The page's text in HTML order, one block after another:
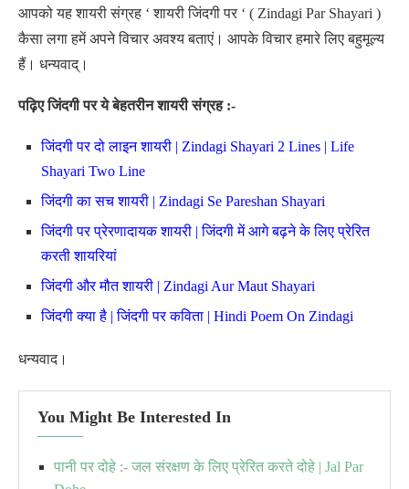
आपको यह शायरी संग्रह ‘ शायरी जिंदगी पर ‘ ( Zindagi Par Shayari )
कैसा लगा हमें अपने विचार अवश्य बताएं। आपके विचार हमारे लिए बहुमूल्य
हैं। धन्यवाद्।
पढ़िए जिंदगी पर ये बेहतरीन शायरी संग्रह :-
जिंदगी पर दो लाइन शायरी | Zindagi Shayari 2 Lines | Life
Shayari Two Line
जिंदगी का सच शायरी | Zindagi Se Pareshan Shayari
जिंदगी पर प्रेरणादायक शायरी | जिंदगी में आगे बढ़ने के लिए प्रेरित
करती शायरियां
जिंदगी और मौत शायरी | Zindagi Aur Maut Shayari
जिंदगी क्या है | जिंदगी पर कविता | Hindi Poem On Zindagi
धन्यवाद।
You Might Be Interested In
पानी पर दोहे :- जल संरक्षण के लिए प्रेरित करते दोहे | Jal Par